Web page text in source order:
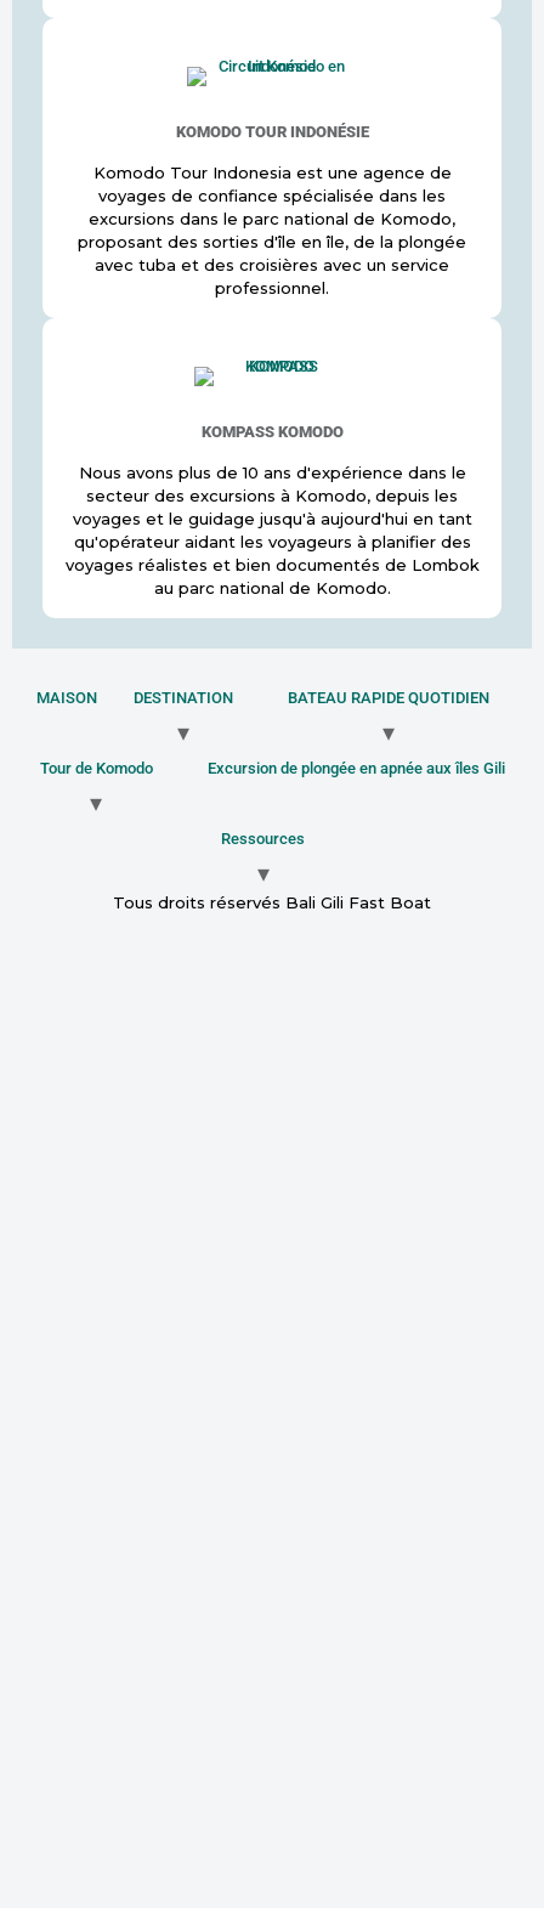
KOMODO TOUR INDONÉSIE
Komodo Tour Indonesia est une agence de
voyages de confiance spécialisée dans les
excursions dans le parc national de Komodo,
proposant des sorties d'île en île, de la plongée
avec tuba et des croisières avec un service
professionnel.
KOMPASS KOMODO
Nous avons plus de 10 ans d'expérience dans le
secteur des excursions à Komodo, depuis les
voyages et le guidage jusqu'à aujourd'hui en tant
qu'opérateur aidant les voyageurs à planifier des
voyages réalistes et bien documentés de Lombok
au parc national de Komodo.
MAISON DESTINATION BATEAU RAPIDE QUOTIDIEN
Tour de Komodo Excursion de plongée en apnée aux îles Gili
Ressources
Tous droits réservés Bali Gili Fast Boat